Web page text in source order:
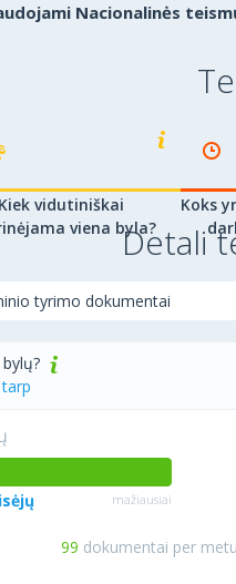
Nacionalinės
Kiek vidutiniškai
viena byla?
Koks
Detali
mažiausiai
99 dokumentai per